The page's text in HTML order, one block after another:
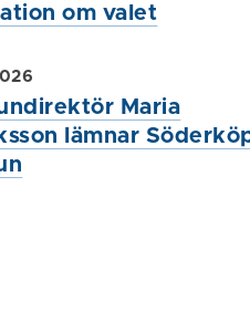
om valet
Maria
lämnar